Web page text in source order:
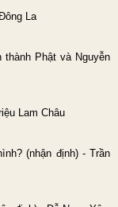
La
thành Phật và Nguyễn
Lam Châu
(nhận định) - Trần